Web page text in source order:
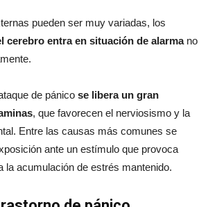
pueden ser muy variadas, los
cerebro entra en situación de alarmano
de pánico se libera un gran
, que favorecen el nerviosismo y la
Entre las causas más comunes se
ante un estímulo que provoca
la acumulación de estrés mantenido.